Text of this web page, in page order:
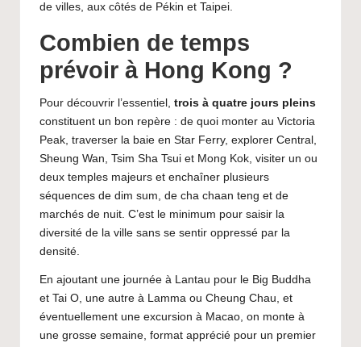
de villes, aux côtés de Pékin et Taipei.
Combien de temps
prévoir à Hong Kong ?
Pour découvrir l’essentiel, trois à quatre jours pleins
constituent un bon repère : de quoi monter au Victoria
Peak, traverser la baie en Star Ferry, explorer Central,
Sheung Wan, Tsim Sha Tsui et Mong Kok, visiter un ou
deux temples majeurs et enchaîner plusieurs
séquences de dim sum, de cha chaan teng et de
marchés de nuit. C’est le minimum pour saisir la
diversité de la ville sans se sentir oppressé par la
densité.
En ajoutant une journée à Lantau pour le Big Buddha
et Tai O, une autre à Lamma ou Cheung Chau, et
éventuellement une excursion à Macao, on monte à
une grosse semaine, format apprécié pour un premier